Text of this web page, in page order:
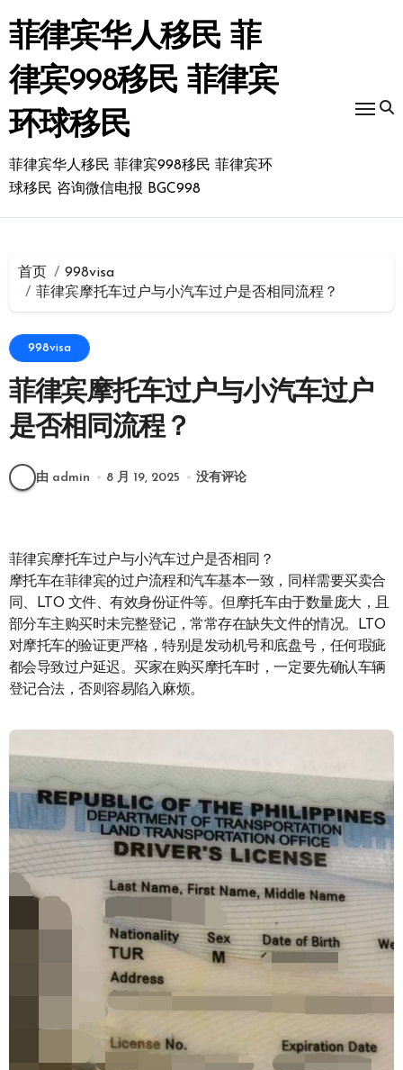
转
到
内
容
菲律宾华人移民 菲
律宾998移民 菲律宾
环球移民
菲律宾华人移民 菲律宾998移民 菲律宾环
球移民 咨询微信电报 BGC998
首页
998visa
菲律宾摩托车过户与小汽车过户是否相同流程？
998visa
菲律宾摩托车过户与小汽车过户
是否相同流程？
由 admin 8 月 19, 2025 没有评论
菲律宾摩托车过户与小汽车过户是否相同？
摩托车在菲律宾的过户流程和汽车基本一致，同样需要买卖合
同、LTO 文件、有效身份证件等。但摩托车由于数量庞大，且
部分车主购买时未完整登记，常常存在缺失文件的情况。LTO
对摩托车的验证更严格，特别是发动机号和底盘号，任何瑕疵
都会导致过户延迟。买家在购买摩托车时，一定要先确认车辆
登记合法，否则容易陷入麻烦。